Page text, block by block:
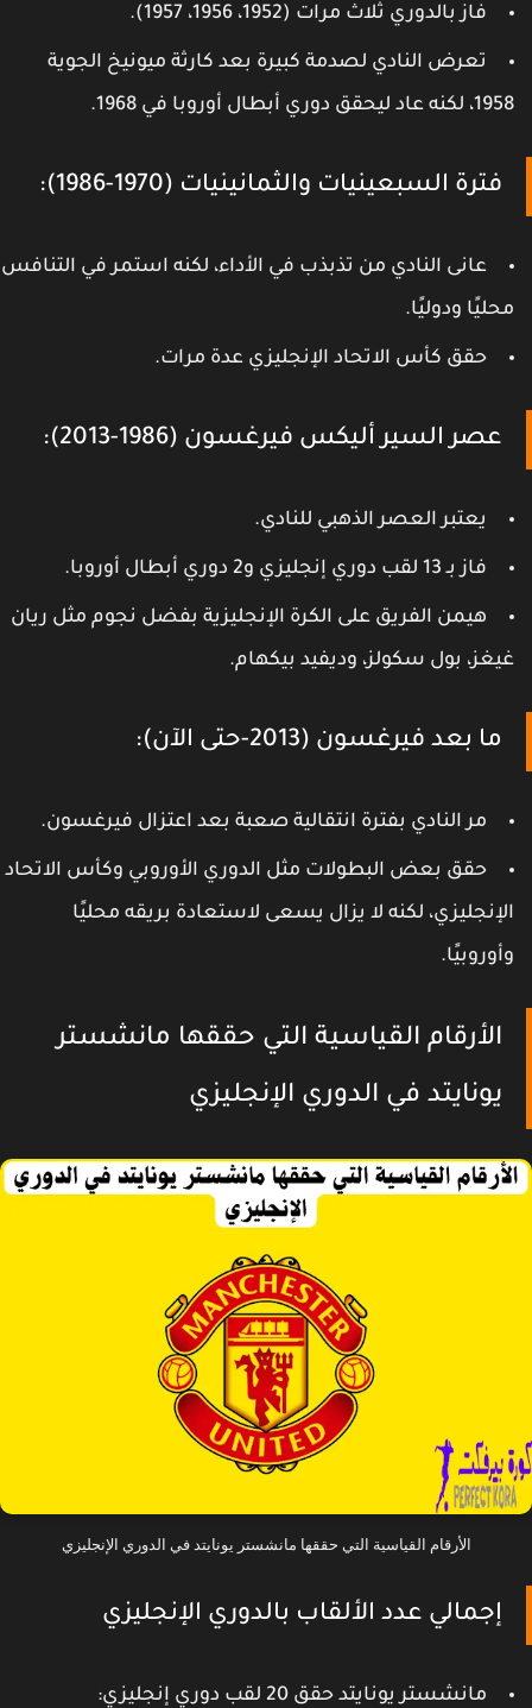
فاز بالدوري ثلاث مرات (1952، 1956، 1957).
تعرض النادي لصدمة كبيرة بعد كارثة ميونيخ الجوية
عاد ليحقق دوري أبطال أوروبا في 1968.
فترة السبعينيات والثمانينيات (1970-1986):
عانى النادي من تذبذب في الأداء، لكنه استمر في التنافس
ودوليًا.
حقق كأس الاتحاد الإنجليزي عدة مرات.
عصر السير أليكس فيرغسون (1986-2013):
يعتبر العصر الذهبي للنادي.
فاز بـ 13 لقب دوري إنجليزي و2 دوري أبطال أوروبا.
هيمن الفريق على الكرة الإنجليزية بفضل نجوم مثل ريان
بول سكولز، وديفيد بيكهام.
ما بعد فيرغسون (2013-حتى الآن):
مر النادي بفترة انتقالية صعبة بعد اعتزال فيرغسون.
حقق بعض البطولات مثل الدوري الأوروبي وكأس الاتحاد
لكنه لا يزال يسعى لاستعادة بريقه محليًا
الأرقام القياسية التي حققها مانشستر
يونايتد في الدوري الإنجليزي
الأرقام القياسية التي حققها مانشستر يونايتد في الدوري الإنجليزي
إجمالي عدد الألقاب بالدوري الإنجليزي
مانشستر يونايتد حقق 20 لقب دوري إنجليزي: